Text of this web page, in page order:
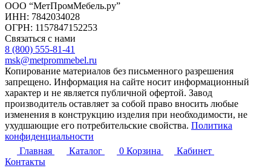
ООО “МетПромМебель.ру”
ИНН: 7842034028
ОГРН: 1157847152253
Связаться с нами
8 (800) 555-81-41
msk@metprommebel.ru
Копирование материалов без письменного разрешения
запрещено. Информация на сайте носит информационный
характер и не является публичной офертой. Завод
производитель оставляет за собой право вносить любые
изменения в конструкцию изделия при необходимости, не
ухудшающие его потребительские свойства. Политика
конфиденциальности
Главная
Каталог 0 Корзина
Кабинет
Контакты